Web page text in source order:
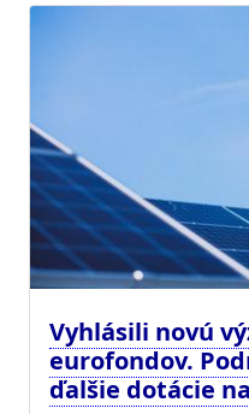
Vyhlásili novú
eurofondov.
ďalšie dotácie